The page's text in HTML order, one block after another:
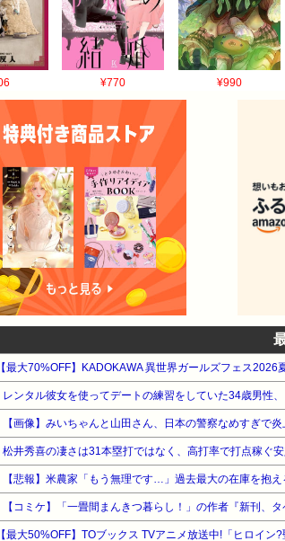
¥770 ¥990
レンタル彼女を使ってデートの練習をしていた34歳男性
【画像】みいちゃんと山田さん、日本の警察なめすぎで
松井秀喜の凄さは31本塁打ではなく、高打率で打点稼ぐ
【悲報】米農家「もう無理です…」過去最大の在庫を抱
【コミケ】「一畳間まんきつ暮らし！」の作者『新刊、